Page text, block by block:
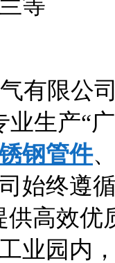
有限公
业生产“
钢管件
始终遵
供高效
业园内